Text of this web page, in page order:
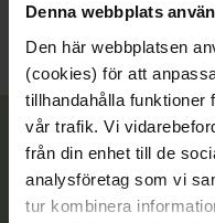
Denna webbplats
Den här webbplatsen
(cookies) för att
tillhandahålla funktioner
vår trafik. Vi
från din enhet till de
analysföretag som vi
tur kombinera
Tillsammans rör vi
av vår rörelse.